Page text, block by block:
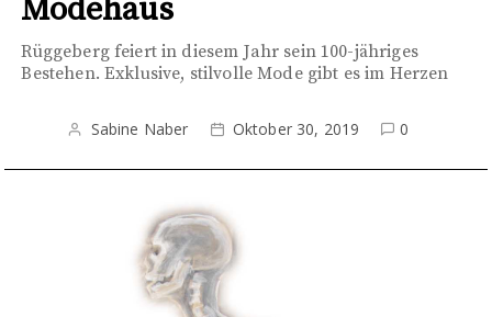
Modehaus
Rüggeberg feiert in diesem Jahr sein 100-jähriges
Bestehen. Exklusive, stilvolle Mode gibt es im Herzen
Sabine Naber Oktober 30, 2019 0